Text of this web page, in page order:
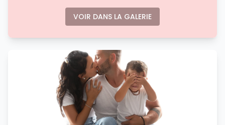
VOIR DANS LA GALERIE